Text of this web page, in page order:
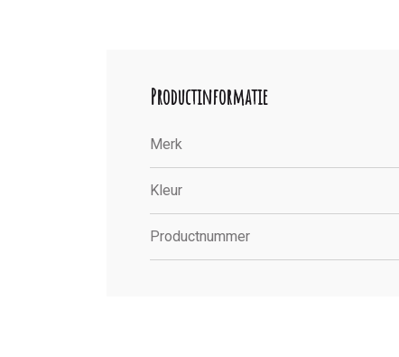
Productinformatie
Merk
Kleur
Productnummer